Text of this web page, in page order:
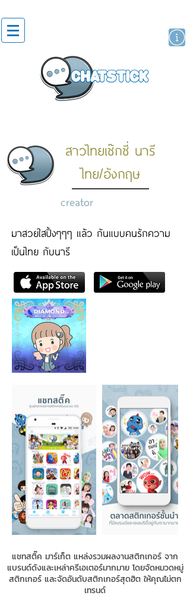
สาวไทยเซ๊กซี่ นารี
ไทย/อังกฤษ
creator
มาสวยใสปิ้งๆๆๆ แล้ว กันแบบคนรักความ
เป็นไทย กับนารี
แชทสติ๊ค มาร์เก็ต แหล่งรวมผลงานสติกเกอร์ จาก
แบรนด์ดังและเหล่าครีเอเตอร์มากมาย โดยจัดหมวดหมู่
สติกเกอร์ และจัดอันดับสติกเกอร์สุดฮิต ให้คุณไม่ตก
เทรนด์